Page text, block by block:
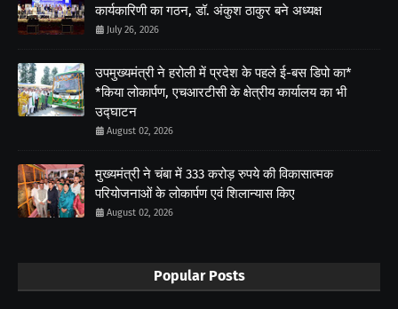
कार्यकारिणी का गठन, डॉ. अंकुश ठाकुर बने अध्यक्ष
July 26, 2026
उपमुख्यमंत्री ने हरोली में प्रदेश के पहले ई-बस डिपो का*
*किया लोकार्पण, एचआरटीसी के क्षेत्रीय कार्यालय का भी
उद्घाटन
August 02, 2026
मुख्यमंत्री ने चंबा में 333 करोड़ रुपये की विकासात्मक
परियोजनाओं के लोकार्पण एवं शिलान्यास किए
August 02, 2026
Popular Posts